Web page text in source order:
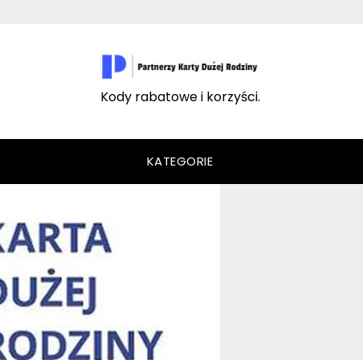
Kody rabatowe i korzyści.
KATEGORIE